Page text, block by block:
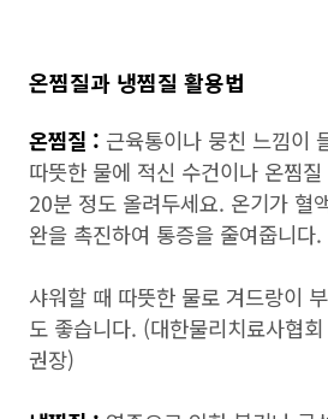
온찜질과 냉찜질 활용법
온찜질 : 근육통이나 뭉친 느낌이
따뜻한 물에 적신 수건이나 온찜
20분 정도 올려두세요. 온기가 혈
완을 촉진하여 통증을 줄여줍니다.
샤워할 때 따뜻한 물로 겨드랑이
도 좋습니다. (대한물리치료사협
권장)